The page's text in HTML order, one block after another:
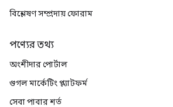
বিশ্লেষণ সম্প্রদায় ফোরাম
পণ্যের তথ্য
অংশীদার পোর্টাল
গুগল মার্কেটিং প্ল্যাটফর্ম
সেবা পাবার শর্ত